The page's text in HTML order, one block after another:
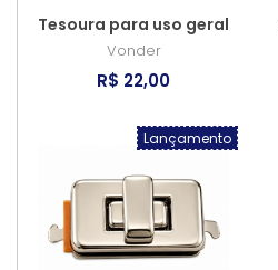
Tesoura para uso geral
Vonder
R$ 22,00
Lançamento